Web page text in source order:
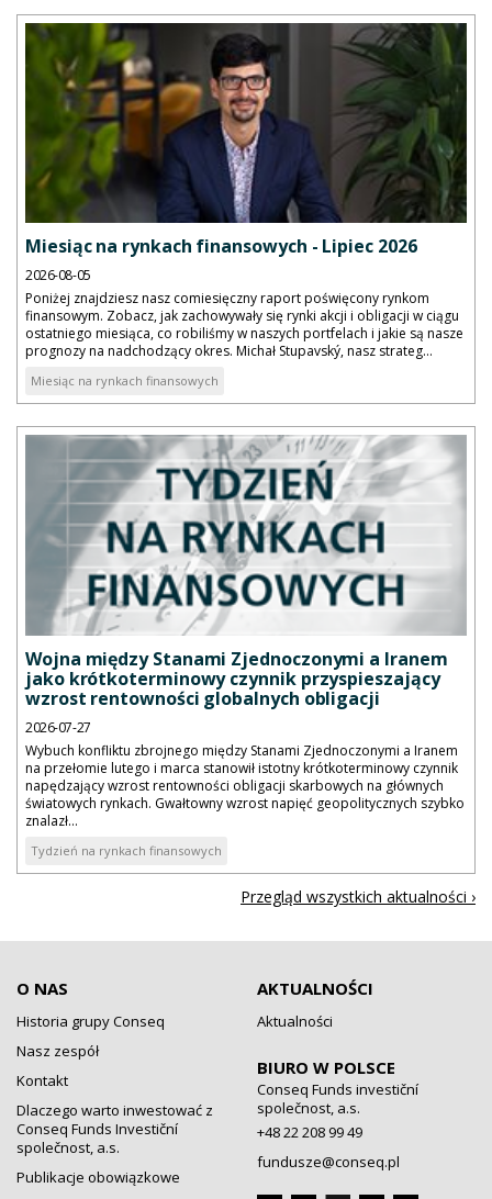
Miesiąc na rynkach finansowych - Lipiec 2026
2026-08-05
Poniżej znajdziesz nasz comiesięczny raport poświęcony rynkom
finansowym. Zobacz, jak zachowywały się rynki akcji i obligacji w ciągu
ostatniego miesiąca, co robiliśmy w naszych portfelach i jakie są nasze
prognozy na nadchodzący okres. Michał Stupavský, nasz strateg...
Miesiąc na rynkach finansowych
Wojna między Stanami Zjednoczonymi a Iranem
jako krótkoterminowy czynnik przyspieszający
wzrost rentowności globalnych obligacji
2026-07-27
Wybuch konfliktu zbrojnego między Stanami Zjednoczonymi a Iranem
na przełomie lutego i marca stanowił istotny krótkoterminowy czynnik
napędzający wzrost rentowności obligacji skarbowych na głównych
światowych rynkach. Gwałtowny wzrost napięć geopolitycznych szybko
znalazł...
Tydzień na rynkach finansowych
Przegląd wszystkich aktualności ›
O NAS
Historia grupy Conseq
Nasz zespół
Kontakt
Dlaczego warto inwestować z
Conseq Funds Investiční
společnost, a.s.
Publikacje obowiązkowe
AKTUALNOŚCI
Aktualności
BIURO W POLSCE
Conseq Funds investiční
společnost, a.s.
+48 22 208 99 49
fundusze@conseq.pl